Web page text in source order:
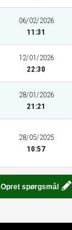
06/02/2026
11:31
12/01/2026
22:30
28/01/2026
21:21
28/05/2025
10:57
Opret spørgsmål